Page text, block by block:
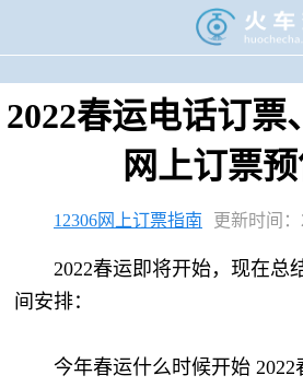
2022春运电话订票
网上订票
12306网上订票指南 更新时间：
2022春运即将开始，现在总
间安排：
今年春运什么时候开始 2022